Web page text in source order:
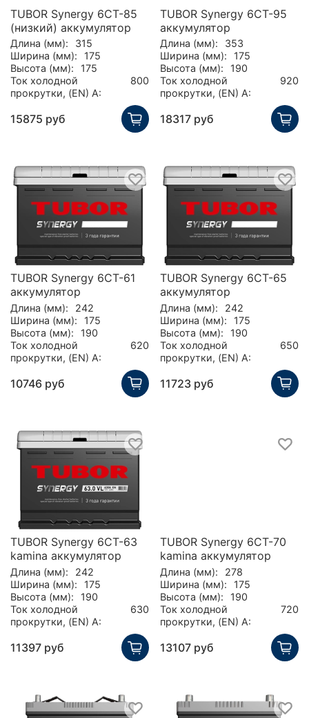
TUBOR Synergy 6СТ-85
(низкий) аккумулятор
Длина (мм):
315
Ширина (мм):
175
Высота (мм):
175
Ток холодной
прокрутки, (EN) А:
800
15875 руб
TUBOR Synergy 6СТ-95
аккумулятор
Длина (мм):
353
Ширина (мм):
175
Высота (мм):
190
Ток холодной
прокрутки, (EN) А:
920
18317 руб
TUBOR Synergy 6СТ-61
аккумулятор
Длина (мм):
242
Ширина (мм):
175
Высота (мм):
190
Ток холодной
прокрутки, (EN) А:
620
10746 руб
TUBOR Synergy 6СТ-65
аккумулятор
Длина (мм):
242
Ширина (мм):
175
Высота (мм):
190
Ток холодной
прокрутки, (EN) А:
650
11723 руб
TUBOR Synergy 6СТ-63
kamina аккумулятор
Длина (мм):
242
Ширина (мм):
175
Высота (мм):
190
Ток холодной
прокрутки, (EN) А:
630
11397 руб
TUBOR Synergy 6СТ-70
kamina аккумулятор
Длина (мм):
278
Ширина (мм):
175
Высота (мм):
190
Ток холодной
прокрутки, (EN) А:
720
13107 руб